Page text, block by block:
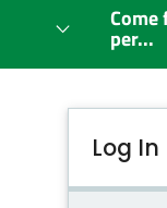
Come
per...
Log In